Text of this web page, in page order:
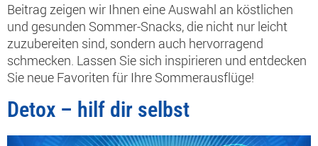
Beitrag zeigen wir Ihnen eine Auswahl an köstlichen
und gesunden Sommer-Snacks, die nicht nur leicht
zuzubereiten sind, sondern auch hervorragend
schmecken. Lassen Sie sich inspirieren und entdecken
Sie neue Favoriten für Ihre Sommerausflüge!
Detox – hilf dir selbst